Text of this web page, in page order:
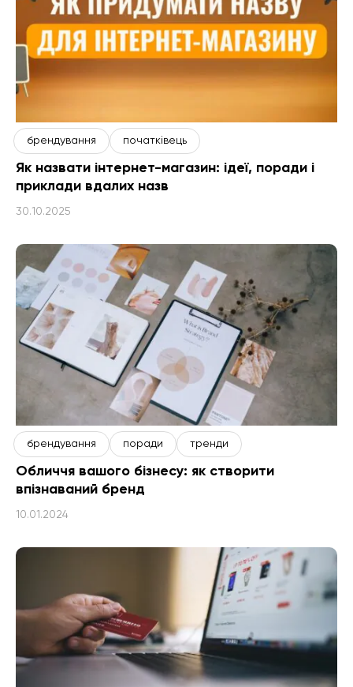
брендування початківець
Як назвати інтернет-магазин: ідеї, поради і
приклади вдалих назв
30.10.2025
брендування поради тренди
Обличчя вашого бізнесу: як створити
впізнаваний бренд
10.01.2024